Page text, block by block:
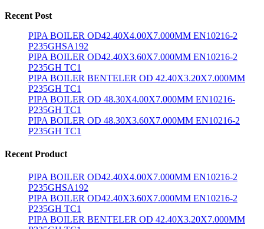
Recent Post
PIPA BOILER OD42.40X4.00X7.000MM EN10216-2
P235GHSA192
PIPA BOILER OD42.40X3.60X7.000MM EN10216-2
P235GH TC1
PIPA BOILER BENTELER OD 42.40X3.20X7.000MM
P235GH TC1
PIPA BOILER OD 48.30X4.00X7.000MM EN10216-
P235GH TC1
PIPA BOILER OD 48.30X3.60X7.000MM EN10216-2
P235GH TC1
Recent Product
PIPA BOILER OD42.40X4.00X7.000MM EN10216-2
P235GHSA192
PIPA BOILER OD42.40X3.60X7.000MM EN10216-2
P235GH TC1
PIPA BOILER BENTELER OD 42.40X3.20X7.000MM